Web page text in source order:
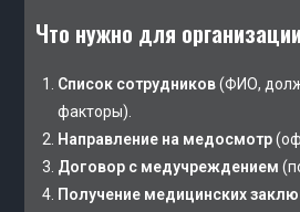
Что нужно для
Список сотрудников(ФИО,
факторы).
Направление на медосмотр
Договор с медучреждением
Получение медицинских